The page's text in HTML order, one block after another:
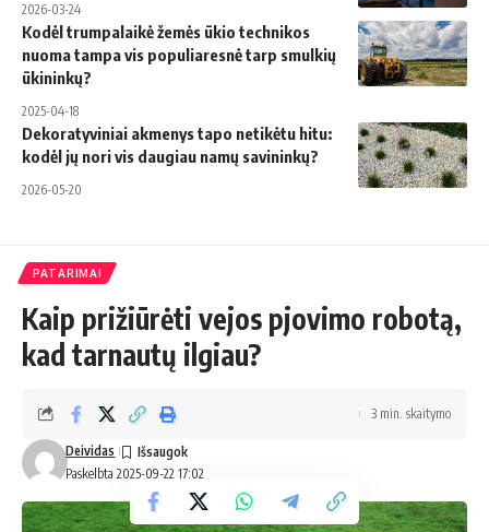
2026-03-24
Kodėl trumpalaikė žemės ūkio technikos
nuoma tampa vis populiaresnė tarp smulkių
ūkininkų?
2025-04-18
Dekoratyviniai akmenys tapo netikėtu hitu:
kodėl jų nori vis daugiau namų savininkų?
2026-05-20
PATARIMAI
Kaip prižiūrėti vejos pjovimo robotą,
kad tarnautų ilgiau?
Paskelbta 2025-09-22 17:02
Deividas
3 min. skaitymo